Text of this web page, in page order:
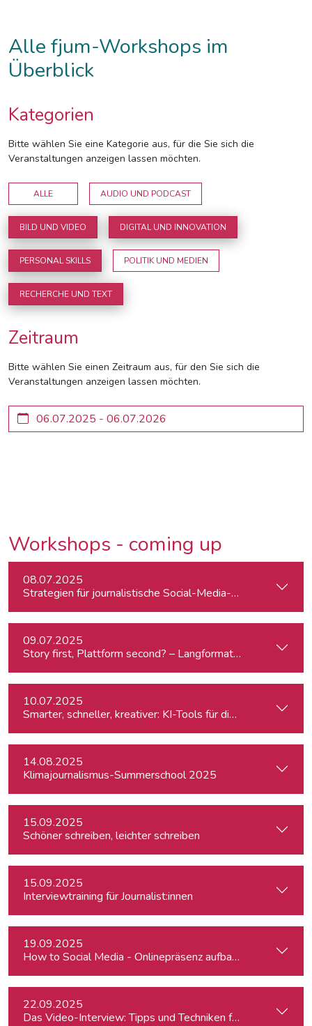
Alle fjum-Workshops im
Überblick
Kategorien
Bitte wählen Sie eine Kategorie aus, für die Sie sich die
Veranstaltungen anzeigen lassen möchten.
ALLE AUDIO UND PODCAST
BILD UND VIDEO DIGITAL UND INNOVATION
PERSONAL SKILLS POLITIK UND MEDIEN
RECHERCHE UND TEXT
Zeitraum
Bitte wählen Sie einen Zeitraum aus, für den Sie sich die
Veranstaltungen anzeigen lassen möchten.
Workshops - coming up
08.07.2025
Strategien für journalistische Social-Media-Recherchen
09.07.2025
Story first, Plattform second? – Langformat-Journalismus
10.07.2025
Smarter, schneller, kreativer: KI-Tools für die
14.08.2025
Klimajournalismus-Summerschool 2025
15.09.2025
Schöner schreiben, leichter schreiben
15.09.2025
Interviewtraining für Journalist:innen
19.09.2025
How to Social Media - Onlinepräsenz aufbauen & Beiträge
22.09.2025
Das Video-Interview: Tipps und Techniken für TV und Web